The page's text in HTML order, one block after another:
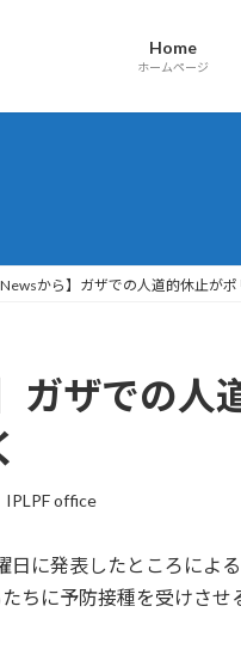
Home
ホームページ
Newsから】ガザでの人道的休止が
ガザでの
IPLPF office
に発表したところによ
ちに予防接種を受けさ